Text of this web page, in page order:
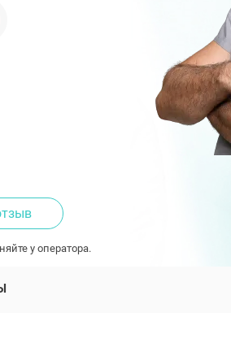
у оператора.